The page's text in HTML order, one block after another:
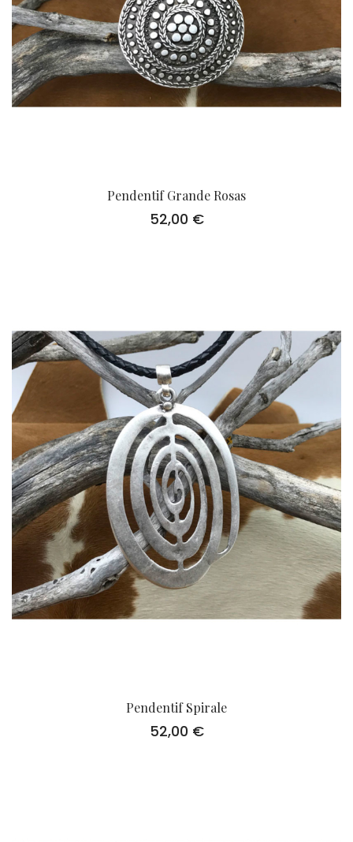
Pendentif Grande Rosas
52,00 €
Pendentif Spirale
52,00 €